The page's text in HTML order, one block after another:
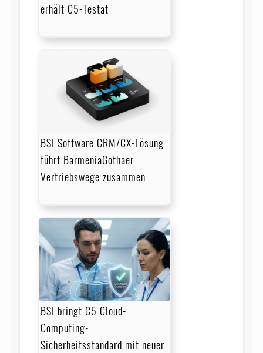
erhält C5-Testat
BSI Software CRM/CX-Lösung
führt BarmeniaGothaer
Vertriebswege zusammen
BSI bringt C5 Cloud-
Computing-
Sicherheitsstandard mit neuer